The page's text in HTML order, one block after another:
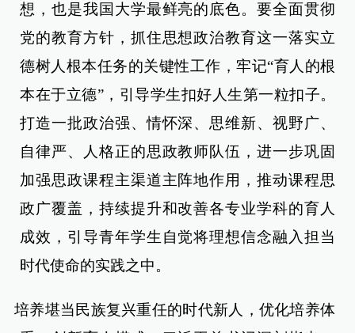
想，也是我国大学最鲜亮的底色。要全面贯彻
党的教育方针，抓住思想政治教育这一落实立
德树人根本任务的关键性工作，牢记“育人的根
本在于立德”，引导学生扣好人生第一粒扣子。
打造一批政治强、情怀深、思维新、视野广、
自律严、人格正的思政教师队伍，进一步巩固
加强思政课程主渠道主阵地作用，推动课程思
政广覆盖，持续提升和改善各专业学科的育人
成效，引导青年学生自觉将理想信念融入担当
时代使命的实践之中。
培养堪当民族复兴重任的时代新人，优化培养体